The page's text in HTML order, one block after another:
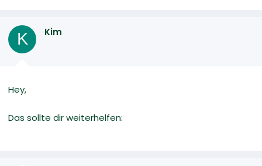
K Kim
Hey,
Das sollte dir weiterhelfen: